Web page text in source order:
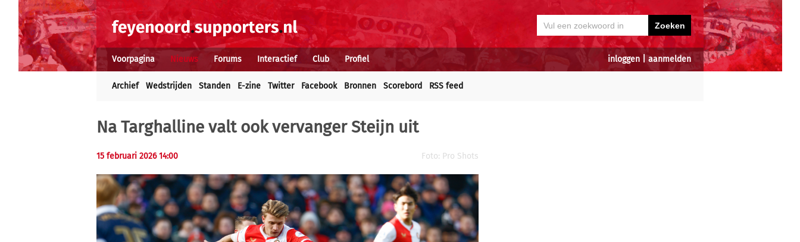
inloggen aanmelden
Voorpagina Nieuws Forums Interactief Club Profiel
Archief Wedstrijden Standen E-zine Twitter Facebook Bronnen Scorebord RSS feed
Na Targhalline valt ook vervanger Steijn uit
15 februari 2026 14:00 Foto: Pro Shots